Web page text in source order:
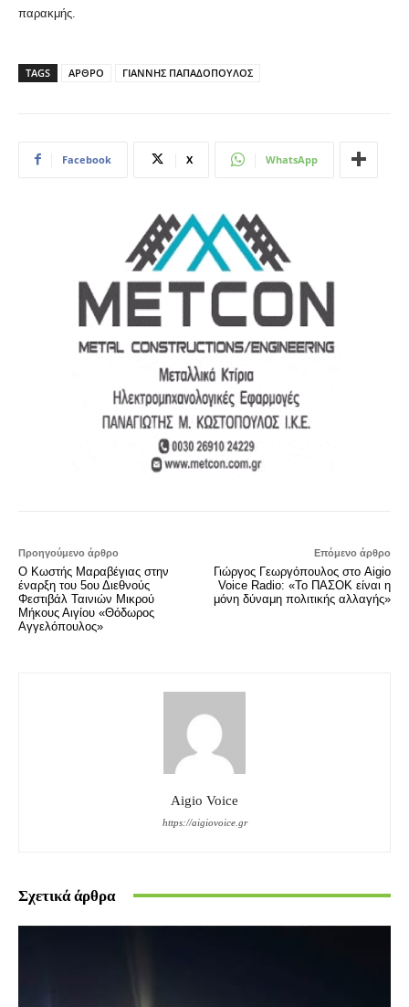
παρακμής.
TAGS ΑΡΘΡΟ ΓΙΑΝΝΗΣ ΠΑΠΑΔΟΠΟΥΛΟΣ
Facebook X WhatsApp
Προηγούμενο άρθρο
Ο Κωστής Μαραβέγιας στην
έναρξη του 5ου Διεθνούς
Φεστιβάλ Ταινιών Μικρού
Μήκους Αιγίου «Θόδωρος
Αγγελόπουλος»
Επόμενο άρθρο
Γιώργος Γεωργόπουλος στο Aigio
Voice Radio: «Το ΠΑΣΟΚ είναι η
μόνη δύναμη πολιτικής αλλαγής»
Aigio Voice
https://aigiovoice.gr
Σχετικά άρθρα